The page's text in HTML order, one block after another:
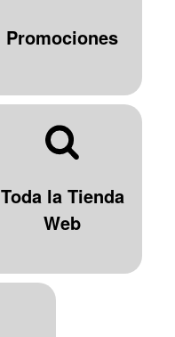
Promociones
Toda la Tienda
Web